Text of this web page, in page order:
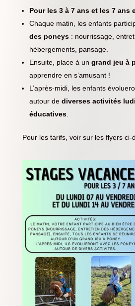
Pour les 3 à 7 ans et les 7 ans
Chaque matin, les enfants
des poneys: nourrissage,
hébergements, pansage.
Ensuite, place à un grand jeu à
apprendre en s’amusant !
L’après-midi, les enfants
autour de diverses activités
éducatives.
Pour les tarifs, voir sur les flyers ci-